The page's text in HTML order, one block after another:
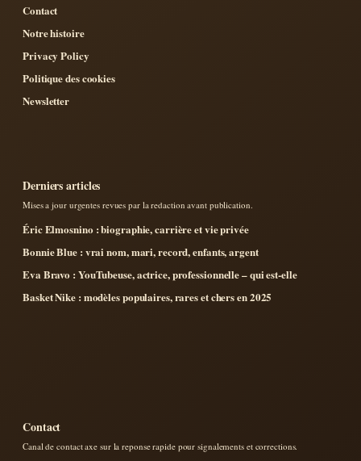
Contact
Notre histoire
Privacy Policy
Politique des cookies
Newsletter
Derniers articles
Mises a jour urgentes revues par la redaction avant publication.
Éric Elmosnino : biographie, carrière et vie privée
Bonnie Blue : vrai nom, mari, record, enfants, argent
Eva Bravo : YouTubeuse, actrice, professionnelle – qui est-elle
Basket Nike : modèles populaires, rares et chers en 2025
Contact
Canal de contact axe sur la reponse rapide pour signalements et corrections.